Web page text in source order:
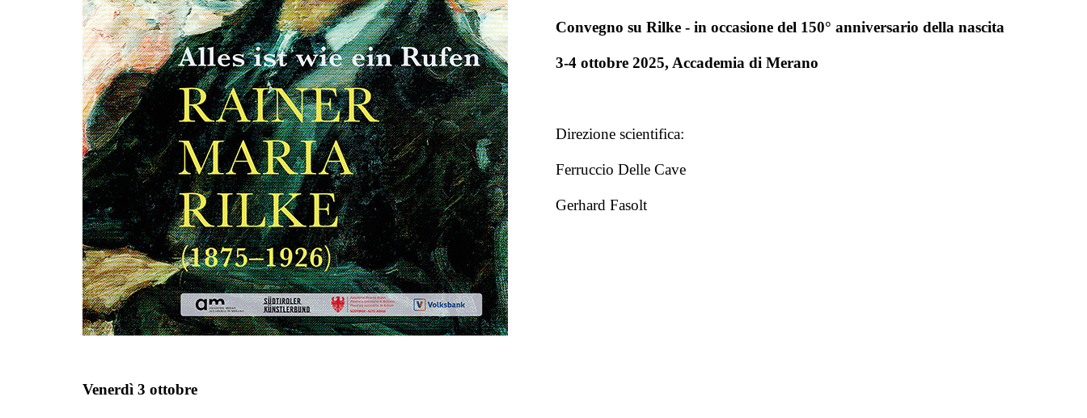
Convegno su Rilke - in occasione del 150° anniversario della nascita
3-4 ottobre 2025, Accademia di Merano
Direzione scientifica:
Ferruccio Delle Cave
Gerhard Fasolt
Venerdì 3 ottobre